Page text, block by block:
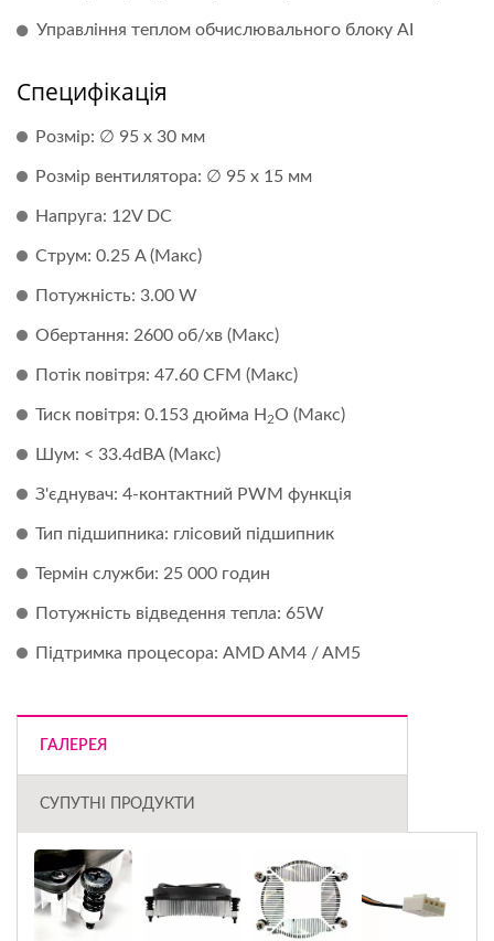
Управління теплом обчислювального блоку AI
Специфікація
Розмір: ∅ 95 x 30 мм
Розмір вентилятора: ∅ 95 x 15 мм
Напруга: 12V DC
Струм: 0.25 A (Макс)
Потужність: 3.00 W
Обертання: 2600 об/хв (Макс)
Потік повітря: 47.60 CFM (Макс)
Тиск повітря: 0.153 дюйма H 2O (Макс)
Шум: < 33.4dBA (Макс)
З'єднувач: 4-контактний PWM функція
Тип підшипника: глісовий підшипник
Термін служби: 25 000 годин
Потужність відведення тепла: 65W
Підтримка процесора: AMD AM4 / AM5
ГАЛЕРЕЯ
СУПУТНІ ПРОДУКТИ